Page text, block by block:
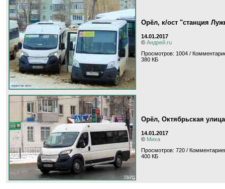
Орёл, к/ост "станция
14.01.2017
© Андрей.ru
Просмотров: 1004 /
380 КБ
Орёл, Октябрьская улица
14.01.2017
© Миха
Просмотров: 720 /
400 КБ